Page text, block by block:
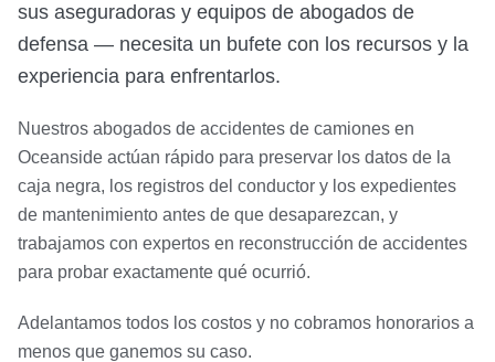
sus aseguradoras y equipos de abogados de
defensa — necesita un bufete con los recursos y la
experiencia para enfrentarlos.
Nuestros abogados de accidentes de camiones en
Oceanside actúan rápido para preservar los datos de la
caja negra, los registros del conductor y los expedientes
de mantenimiento antes de que desaparezcan, y
trabajamos con expertos en reconstrucción de accidentes
para probar exactamente qué ocurrió.
Adelantamos todos los costos y no cobramos honorarios a
menos que ganemos su caso.